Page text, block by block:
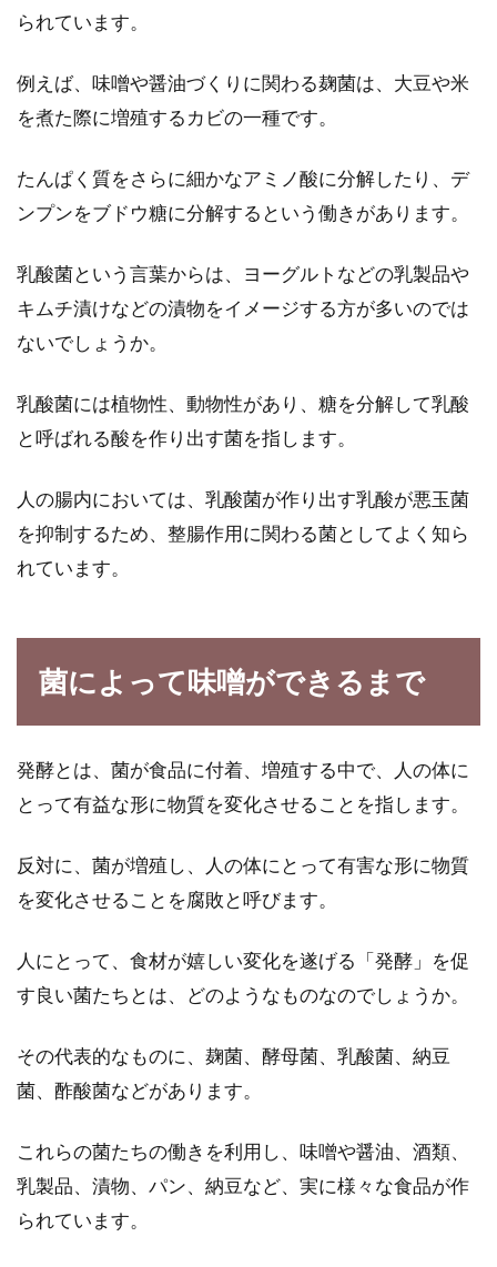
米」。しかし、調理に時間がかかったり消化が
悪いなどの理...
昔なつかしいポン菓子のカロリーは
けることがありませんか？。手軽に食べられる
玄米を土鍋で炊く場合、水の量はど
健康ブームに乗って見直されている玄米です
玄米2合をおいしく炊くには水をど
のくらい入れればいいの？
は面倒だと思っていませんか。下準備さえして
具材の味噌汁の作り方
インスタント味噌汁や、フリーズドライ味噌汁
など、様々な味...
ベーコンと味噌汁の組み合わせは意
られています。
例えば、味噌や醤油づくりに関わる麹菌は、大豆や米
を煮た際に増殖するカビの一種です。
たんぱく質をさらに細かなアミノ酸に分解したり、デ
ンプンをブドウ糖に分解するという働きがあります。
乳酸菌という言葉からは、ヨーグルトなどの乳製品や
キムチ漬けなどの漬物をイメージする方が多いのでは
ないでしょうか。
乳酸菌には植物性、動物性があり、糖を分解して乳酸
と呼ばれる酸を作り出す菌を指します。
人の腸内においては、乳酸菌が作り出す乳酸が悪玉菌
を抑制するため、整腸作用に関わる菌としてよく知ら
れています。
菌によって味噌ができるまで
発酵とは、菌が食品に付着、増殖する中で、人の体に
とって有益な形に物質を変化させることを指します。
反対に、菌が増殖し、人の体にとって有害な形に物質
を変化させることを腐敗と呼びます。
人にとって、食材が嬉しい変化を遂げる「発酵」を促
す良い菌たちとは、どのようなものなのでしょうか。
その代表的なものに、麹菌、酵母菌、乳酸菌、納豆
菌、酢酸菌などがあります。
これらの菌たちの働きを利用し、味噌や醤油、酒類、
乳製品、漬物、パン、納豆など、実に様々な食品が作
られています。